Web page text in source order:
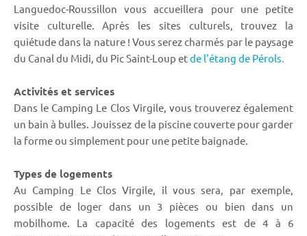
Languedoc-Roussillon vous accueillera pour une petite
visite culturelle. Après les sites culturels, trouvez la
quiétude dans la nature ! Vous serez charmés par le paysage
du Canal du Midi, du Pic Saint-Loup etde l'étang de Pérols.
Activités et services
Dans le Camping Le Clos Virgile, vous trouverez également
un bain à bulles. Jouissez de la piscine couverte pour garder
la forme ou simplement pour une petite baignade.
Types de logements
Au Camping Le Clos Virgile, il vous sera, par exemple,
possible de loger dans un 3 pièces ou bien dans un
mobilhome. La capacité des logements est de 4 à 6